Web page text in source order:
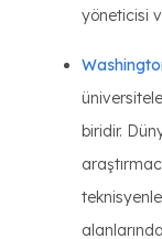
yöneticisi
biridir.